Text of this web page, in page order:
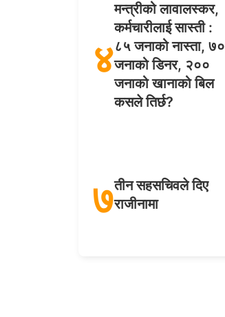
४
मन्त्रीको लावालस्कर,
कर्मचारीलाई सास्ती :
८५ जनाको नास्ता, ७०
जनाको डिनर, २००
जनाको खानाको बिल
कसले तिर्छ?
७तीन सहसचिवले दिए
राजीनामा